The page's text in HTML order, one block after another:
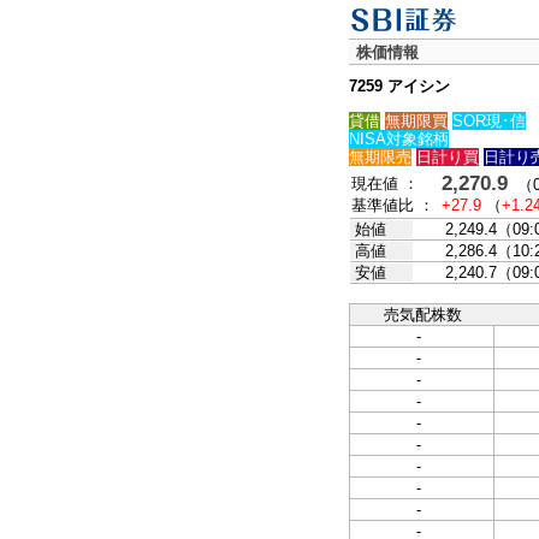
株価情報
7259 アイシン
貸借 無期限買 SOR現･信
NISA対象銘柄
無期限売 日計り買 日計り
現在値 ：
2,270.9 （
基準値比 ：
+27.9 （
始値
2,249.4（
高値
2,286.4（
安値
2,240.7（
売気配株数
-
-
-
-
-
-
-
-
-
-